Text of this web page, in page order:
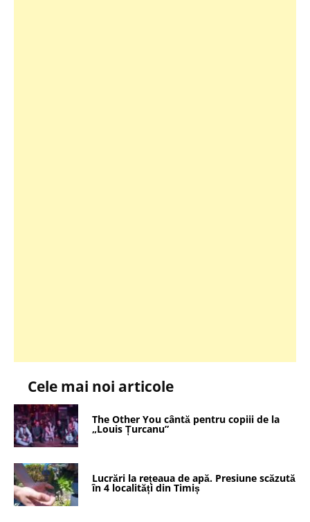
Cele mai noi articole
The Other You cântă pentru copiii de la
„Louis Țurcanu”
Lucrări la rețeaua de apă. Presiune scăzută
în 4 localități din Timiș